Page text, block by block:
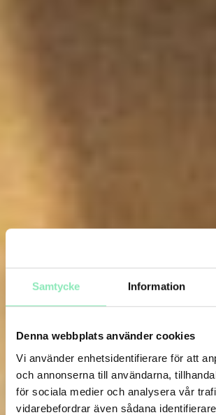
Samtycke Information
Denna webbplats använder cookies
Vi använder enhetsidentifierare för att
och annonserna till användarna,
för sociala medier och analysera vår
vidarebefordrar även sådana